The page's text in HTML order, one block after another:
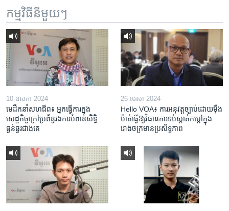
កម្មវិធី​នីមួយៗ
10 ឧសភា 2024
មេដឹកនាំសហជីព៖ អ្នកធ្វើការក្នុង
សេដ្ឋកិច្ចក្រៅប្រព័ន្ធរងការបំពានសិទ្ធិ
ធ្ងន់ធ្ងរជាងគេ
26 មេសា 2024
Hello VOA៖ ការអនុវត្ត​ច្បាប់​ដោយ​ម៉ឺង
ម៉ាត់​ធ្វើ​ឱ្យ​វិធានការ​ទប់ស្កាត់​កម្តៅ​ក្នុង​
រោងចក្រ​មាន​ប្រសិទ្ធភាព​​